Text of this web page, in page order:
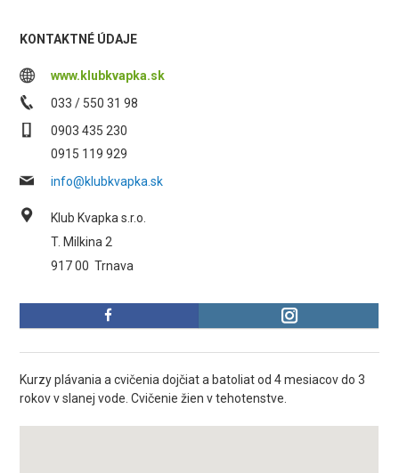
KONTAKTNÉ ÚDAJE
www.klubkvapka.sk
033 / 550 31 98
0903 435 230
0915 119 929
info@klubkvapka.sk
Klub Kvapka s.r.o.
T. Milkina 2
917 00 Trnava
Kurzy plávania a cvičenia dojčiat a batoliat od 4 mesiacov do 3
rokov v slanej vode. Cvičenie žien v tehotenstve.